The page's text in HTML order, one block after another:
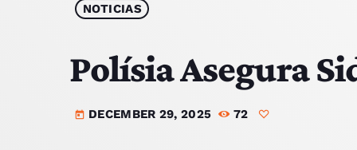
NOTICIAS
Polísia Asegura
today DECEMBER 29, 2025 72